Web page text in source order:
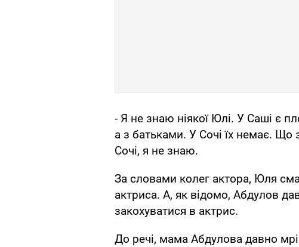
- Я не знаю ніякої Юлі. У Саші є
а з батьками. У Сочі їх немає.
Сочі, я не знаю.
За словами колег актора, Юля
актриса. А, як відомо, Абдулов
закохуватися в актрис.
До речі, мама Абдулова давно